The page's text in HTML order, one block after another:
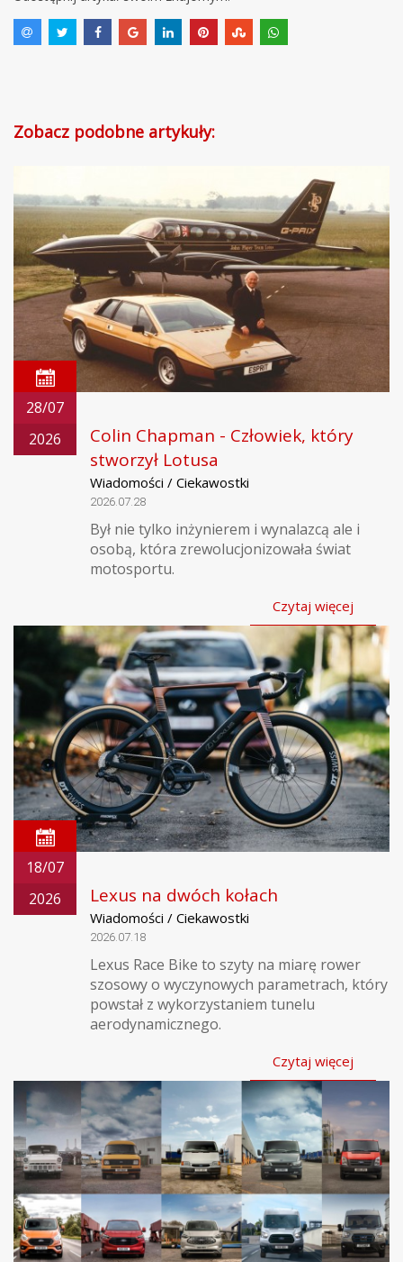
Zobacz podobne artykuły:
28/07
2026
Colin Chapman - Człowiek, który
stworzył Lotusa
Wiadomości / Ciekawostki
2026.07.28
Był nie tylko inżynierem i wynalazcą ale i
osobą, która zrewolucjonizowała świat
motosportu.
Czytaj więcej
18/07
2026
Lexus na dwóch kołach
Wiadomości / Ciekawostki
2026.07.18
Lexus Race Bike to szyty na miarę rower
szosowy o wyczynowych parametrach, który
powstał z wykorzystaniem tunelu
aerodynamicznego.
Czytaj więcej